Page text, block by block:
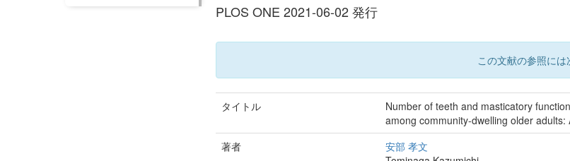
PLOS ONE 2021-06-02 発行
この文献の参照に
タイトル
Number of teeth and masticatory
among community-dwelling older adults:
著者
安部 孝文